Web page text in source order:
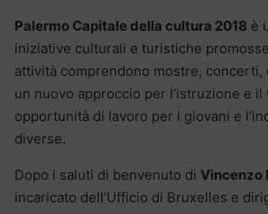
Palermo Capitale della cultura 2018 è
iniziative culturali e turistiche
attività comprendono mostre,
un nuovo approccio per l’istruzione e il
opportunità di lavoro per i giovani e
diverse.
Dopo i saluti di benvenuto di Vincenzo
incaricato dell’Ufficio di Bruxelles e